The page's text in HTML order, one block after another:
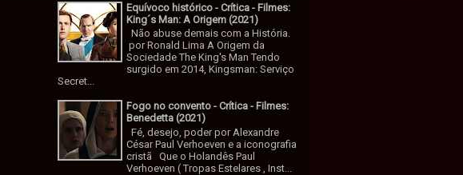
Equívoco histórico - Crítica - Filmes:
King´s Man: A Origem (2021)
Não abuse demais com a História.
por Ronald Lima A Origem da
Sociedade The King's Man Tendo
surgido em 2014, Kingsman: Serviço
Secret...
Fogo no convento - Crítica - Filmes:
Benedetta (2021)
Fé, desejo, poder por Alexandre
César Paul Verhoeven e a iconografia
cristã Que o Holandês Paul
Verhoeven ( Tropas Estelares , Inst...